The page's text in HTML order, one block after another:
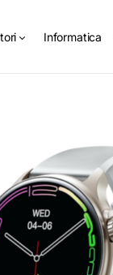
Informatica